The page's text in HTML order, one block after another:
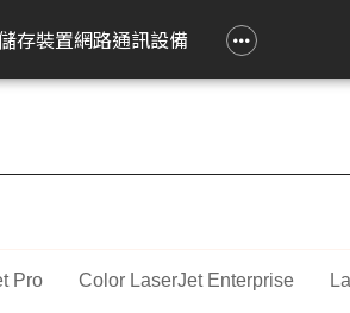
企業大宗採購專區企業禮贈品採購
碳粉匣
統
黑白雷射印表機
ASUS 華碩
Air
Swift Go
Swift Lite
應用投影機
教育投影機
旗艦雷射
攜帶投影
條碼標籤機
影像繪圖機
DesignJet
工作用螢幕
電競用螢幕
存裝置
SSD 固態硬碟
網路通訊設備
無線網狀路由器
無線網卡
Pro Color LaserJet Enterprise